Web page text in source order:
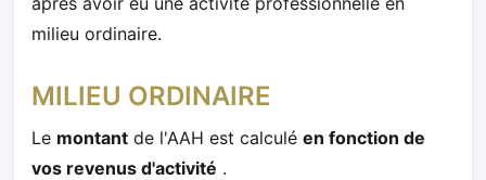
milieu ordinaire.
MILIEU ORDINAIRE
Le montant de l'AAH est calculé en fonction de
vos revenus d'activité .